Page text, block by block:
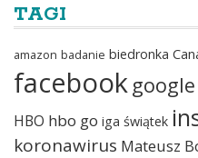
TAGI
amazon badanie biedronka
facebook google
HBO hbo go iga świątek
koronawirus Mateusz